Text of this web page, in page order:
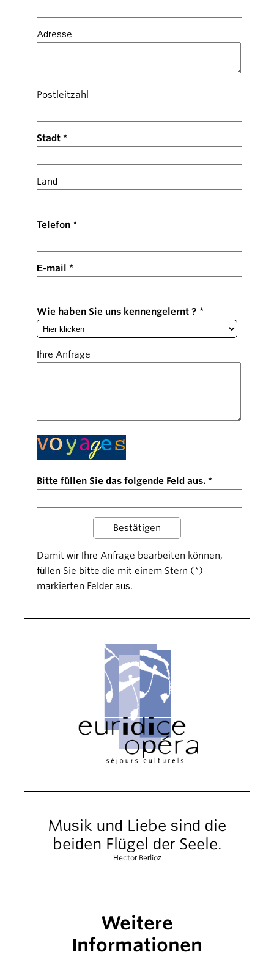
Adresse
Postleitzahl
Stadt
Land
Telefon
E-mail
Wie haben Sie uns kennengelernt ?
Ihre Anfrage
Bitte füllen Sie das folgende Feld aus.
Damit wir Ihre Anfrage bearbeiten können,
füllen Sie bitte die mit einem Stern (*)
markierten Felder aus.
Musik und Liebe sind die
beiden Flügel der Seele.
Hector Berlioz
Weitere
Informationen